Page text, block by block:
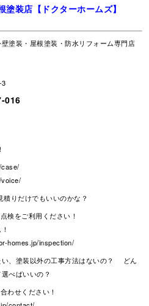
装店【ドクターホームズ】
塗装・屋根塗装・防水リフォーム専門店
3
016
りだけでもいいのかな？
検をご利用ください！
homes.jp/inspection/
、塗装以外の工事方法はないの？ どん
べばいいの？
わせください！